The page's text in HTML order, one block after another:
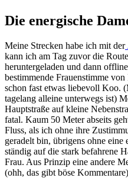
Die energische
Meine Strecken habe ich mit der
kann ich am Tag zuvor die
heruntergeladen und dann
bestimmende Frauenstimme
schon fast etwas liebevoll Koo.
tagelang alleine unterwegs ist)
Hauptstraße auf kleine
fatal. Kaum 50 Meter abseits
Fluss, als ich ohne ihre
geradelt bin, übrigens ohne
ständig auf die stark befahrene
Frau. Aus Prinzip eine andere
(ohh, das gibt böse Kommentare)